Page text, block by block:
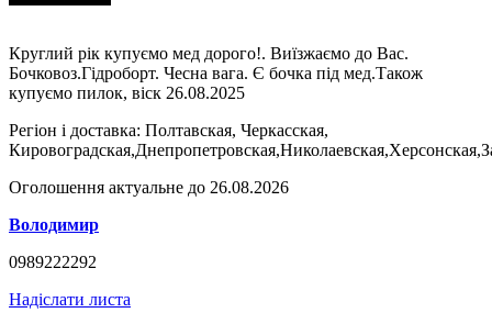
Круглий рік купуємо мед дорого!. Виїзжаємо до Вас.
Бочковоз.Гідроборт. Чесна вага. Є бочка під мед.Також
купуємо пилок, віск 26.08.2025
Регіон і доставка: Полтавская, Черкасская,
Оголошення актуальне до 26.08.2026
Володимир
0989222292
Надіслати листа